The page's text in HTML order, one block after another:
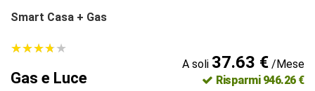
Smart Casa + Gas
★★★★★
★★★★★
Gas e Luce
A soli 37.63 €/Mese
Risparmi 946.26 €